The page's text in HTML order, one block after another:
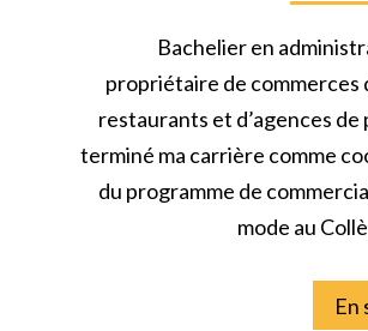
Bachelier en
propriétaire de commerces
restaurants et d’agences de
terminé ma carrière comme
du programme de
mode au
En